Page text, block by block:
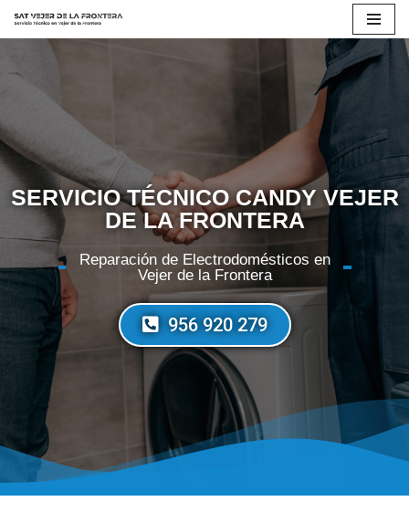
al
SERVICIO TÉCNICO CANDY VEJER
DE LA FRONTERA
Reparación de Electrodomésticos en
Vejer de la Frontera
956 920 279